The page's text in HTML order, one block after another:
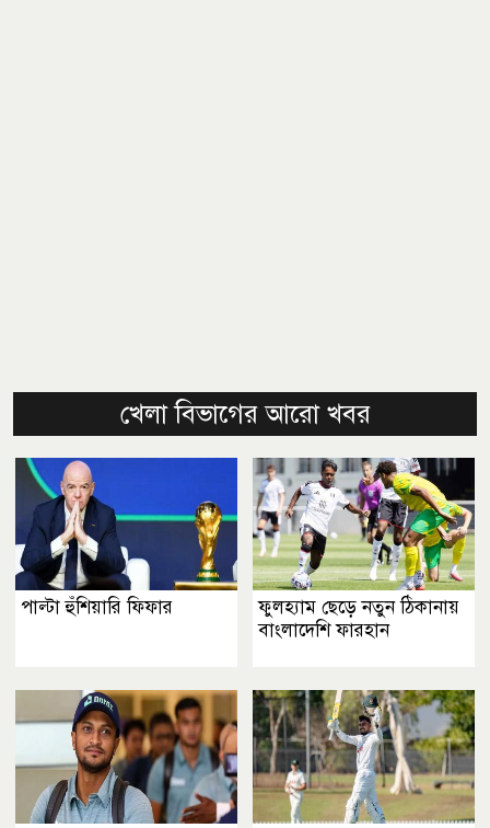
খেলা বিভাগের আরো খবর
পাল্টা হুঁশিয়ারি ফিফার
ফুলহ্যাম ছেড়ে নতুন ঠিকানায়
বাংলাদেশি ফারহান